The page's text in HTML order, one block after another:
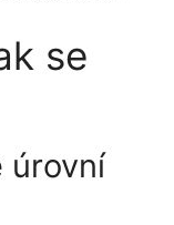
se
úrovní